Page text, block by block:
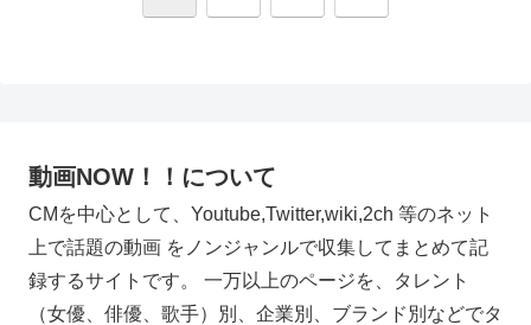
動画NOW！！について
CMを中心として、Youtube,Twitter,wiki,2ch 等のネット
上で話題の動画 をノンジャンルで収集してまとめて記
録するサイトです。 一万以上のページを、タレント
（女優、俳優、歌手）別、企業別、ブランド別などでタ